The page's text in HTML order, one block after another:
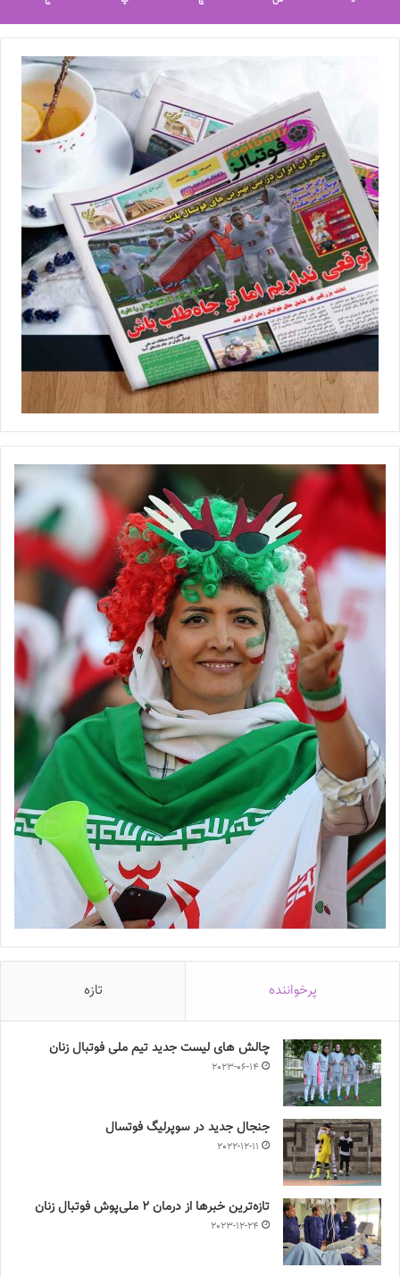
پرخواننده تازه
چالش هاى ليست جدید تيم ملى فوتبال زنان
2023-06-14
جنجال جدید در سوپرلیگ فوتسال
2022-12-11
تازه‌ترین خبرها از درمان ۲ ملی‌پوش فوتبال زنان
2023-12-24